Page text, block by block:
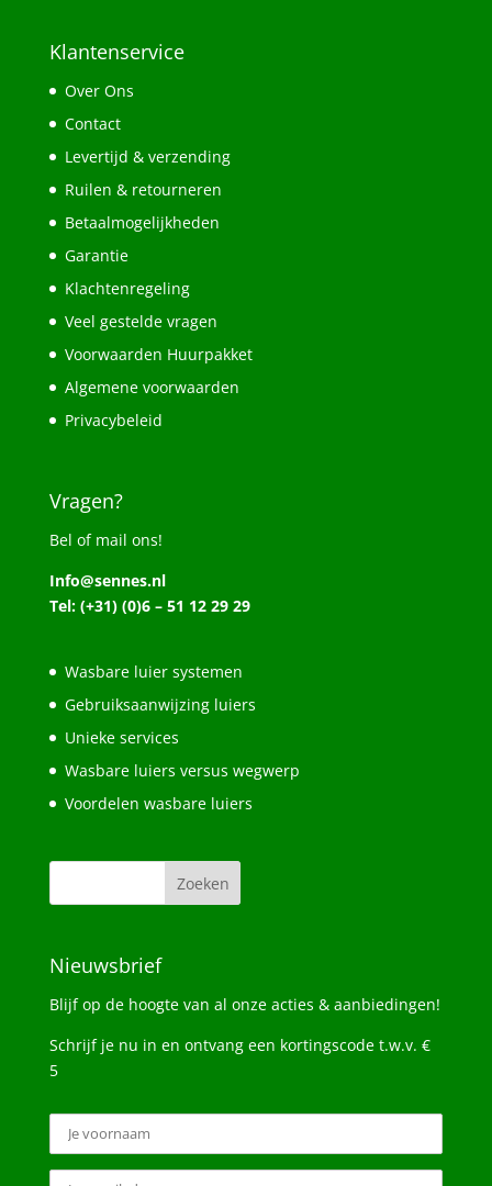
Klantenservice
Over Ons
Contact
Levertijd & verzending
Ruilen & retourneren
Betaalmogelijkheden
Garantie
Klachtenregeling
Veel gestelde vragen
Voorwaarden Huurpakket
Algemene voorwaarden
Privacybeleid
Vragen?
Bel of mail ons!
Info@sennes.nl
Tel: (+31) (0)6 – 51 12 29 29
Wasbare luier systemen
Gebruiksaanwijzing luiers
Unieke services
Wasbare luiers versus wegwerp
Voordelen wasbare luiers
Nieuwsbrief
Blijf op de hoogte van al onze acties & aanbiedingen!
Schrijf je nu in en ontvang een kortingscode t.w.v. €
5